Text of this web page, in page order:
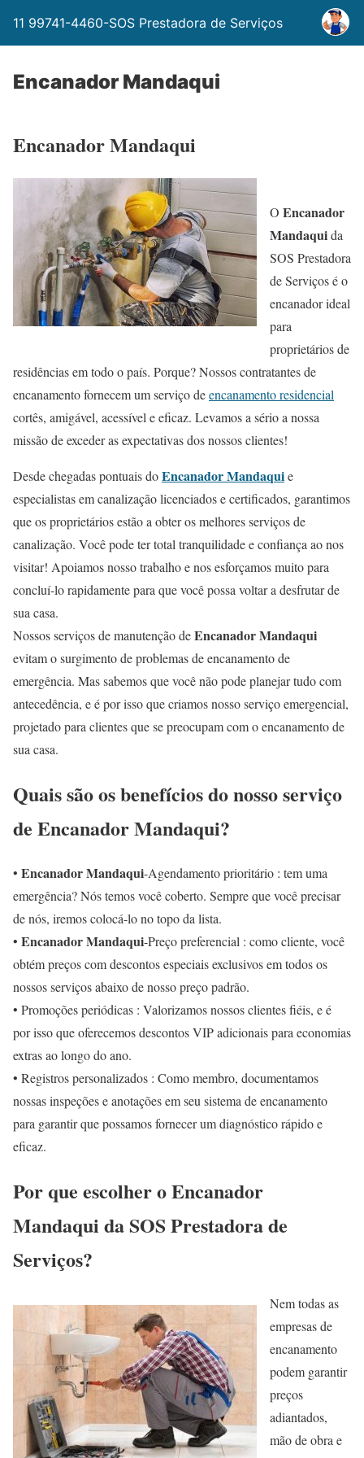
11 99741-4460-SOS Prestadora de Serviços
Encanador Mandaqui
Encanador Mandaqui
O Encanador
Mandaquida
SOS Prestadora
de Serviços é o
encanador ideal
para
proprietários de
residências em todo o país. Porque? Nossos contratantes de
encanamento fornecem um serviço deencanamento residencial
cortês, amigável, acessível e eficaz. Levamos a sério a nossa
missão de exceder as expectativas dos nossos clientes!
Desde chegadas pontuais doEncanador Mandaquie
especialistas em canalização licenciados e certificados, garantimos
que os proprietários estão a obter os melhores serviços de
canalização. Você pode ter total tranquilidade e confiança ao nos
visitar! Apoiamos nosso trabalho e nos esforçamos muito para
concluí-lo rapidamente para que você possa voltar a desfrutar de
sua casa.
Nossos serviços de manutenção deEncanador Mandaqui
evitam o surgimento de problemas de encanamento de
emergência. Mas sabemos que você não pode planejar tudo com
antecedência, e é por isso que criamos nosso serviço emergencial,
projetado para clientes que se preocupam com o encanamento de
sua casa.
Quais são os benefícios do nosso serviço
de Encanador Mandaqui?
• Encanador Mandaqui-Agendamento prioritário : tem uma
emergência? Nós temos você coberto. Sempre que você precisar
de nós, iremos colocá-lo no topo da lista.
• Encanador Mandaqui-Preço preferencial : como cliente, você
obtém preços com descontos especiais exclusivos em todos os
nossos serviços abaixo de nosso preço padrão.
• Promoções periódicas : Valorizamos nossos clientes fiéis, e é
por isso que oferecemos descontos VIP adicionais para economias
extras ao longo do ano.
• Registros personalizados : Como membro, documentamos
nossas inspeções e anotações em seu sistema de encanamento
para garantir que possamos fornecer um diagnóstico rápido e
eficaz.
Por que escolher o Encanador
Mandaqui da SOS Prestadora de
Serviços?
Nem todas as
empresas de
encanamento
podem garantir
preços
adiantados,
mão de obra e